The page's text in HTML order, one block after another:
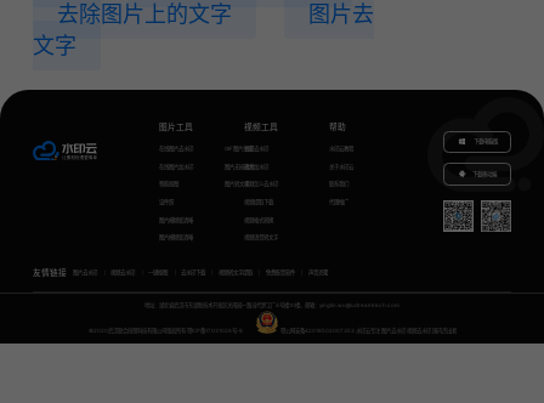
去除图片上的文字
图片去
文字
图片工具
在线图片去水印
在线图片加水印
智能抠图
证件照
图片模糊变清晰
图片模糊变清晰
GIF图片生成
图片无损放大
图片转文字
视频工具
视频去水印
视频加水印
视频怎么去水印
视频提取下载
视频格式转换
视频语音转文字
帮助
水印云教程
关于水印云
联系我们
代理推广
下载电脑版
下载移动端
友情链接 图片去水印 视频去水印 一键抠图 去水印下载 视频转文字提取 免费配音软件 声音克隆
地址：湖北省武汉市东湖新技术开发区关南园一路当代梦工厂4号楼10楼，邮箱：yinglin.wu@udreamtech.com
©2020武汉联合创想科技有限公司版权所有 鄂ICP备17031026号-8 鄂公网安备42018502007353 水印云专注 图片去水印 视频去水印 国内杰出者